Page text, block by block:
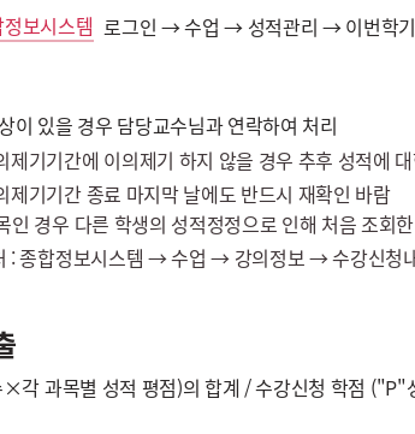
보시스템 로그인 → 수업 → 성적관리 → 이번학
이 있을 경우 담당교수님과 연락하여 처리
제기기간에 이의제기 하지 않을 경우 추후 성적에
제기기간 종료 마지막 날에도 반드시 재확인 바람
인 경우 다른 학생의 성적정정으로 인해 처음 조회
: 종합정보시스템 → 수업 → 강의정보 → 수강신청
각 과목별 성적 평점)의 합계 / 수강신청 학점 ("P"